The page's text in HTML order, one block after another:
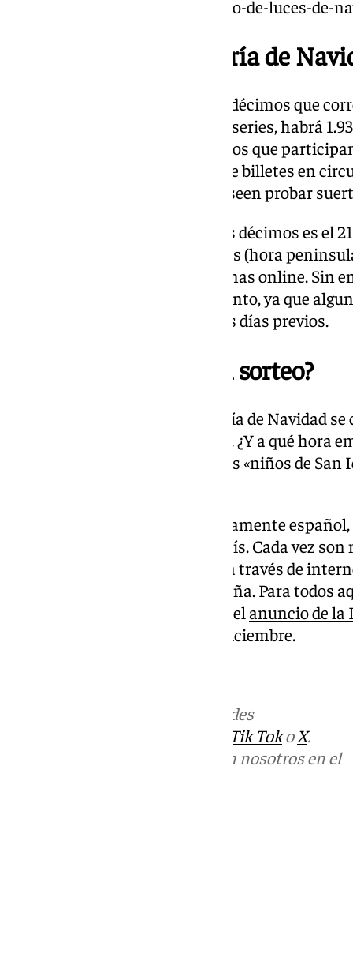
https://www.101tv.es/encendido-de-luces-de-
Más series en la Lotería de
Una serie es un conjunto de 10 décimos que
Con la incorporación de las 193 series, habrá
cada uno de los 100.000 números que
que haya una mayor cantidad de billetes en
oportunidades para quienes deseen probar
La fecha límite para adquirir los décimos es el
venta cerrando a las 22:00 horas (hora
venta físicos como en plataformas online. Sin
la compra para el último momento, ya que
ajustar sus horarios durante los días previos.
¿Cuándo se celebra el sorteo?
El tradicional sorteo de la Lotería de Navidad
la mañana, como es costumbre. ¿Y a qué hora
mañana, sin falta, estarán ya los «niños de
Y, aunque es un sorteo exclusivamente
trascendido las fronteras del país. Cada vez
internacionales que se suman a través de
puntos de venta físicos en España. Para todos
animado a comprar un décimo, elanuncio de la
transmitir la ilusión del 22 de diciembre.
en las redes
Tik TokoX.
Puedes ponerte en contacto con nosotros en el